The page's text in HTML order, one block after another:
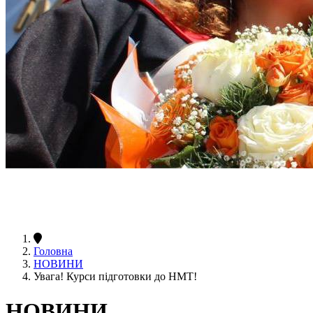
Головна
НОВИНИ
Увага! Курси підготовки до НМТ!